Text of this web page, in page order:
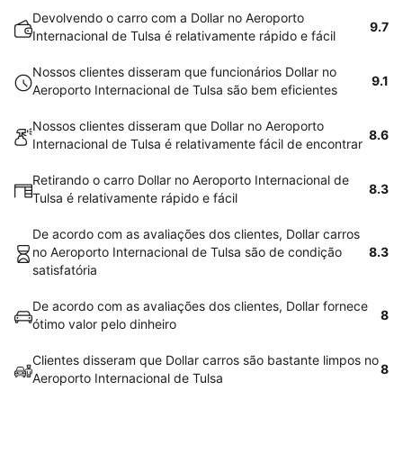
Devolvendo o carro com a Dollar no Aeroporto
Internacional de Tulsa é relativamente rápido e fácil
9.7
Nossos clientes disseram que funcionários Dollar no
Aeroporto Internacional de Tulsa são bem eficientes
9.1
Nossos clientes disseram que Dollar no Aeroporto
Internacional de Tulsa é relativamente fácil de encontrar
8.6
Retirando o carro Dollar no Aeroporto Internacional de
Tulsa é relativamente rápido e fácil
8.3
De acordo com as avaliações dos clientes, Dollar carros
no Aeroporto Internacional de Tulsa são de condição
satisfatória
8.3
De acordo com as avaliações dos clientes, Dollar fornece
ótimo valor pelo dinheiro
8
Clientes disseram que Dollar carros são bastante limpos no
Aeroporto Internacional de Tulsa
8